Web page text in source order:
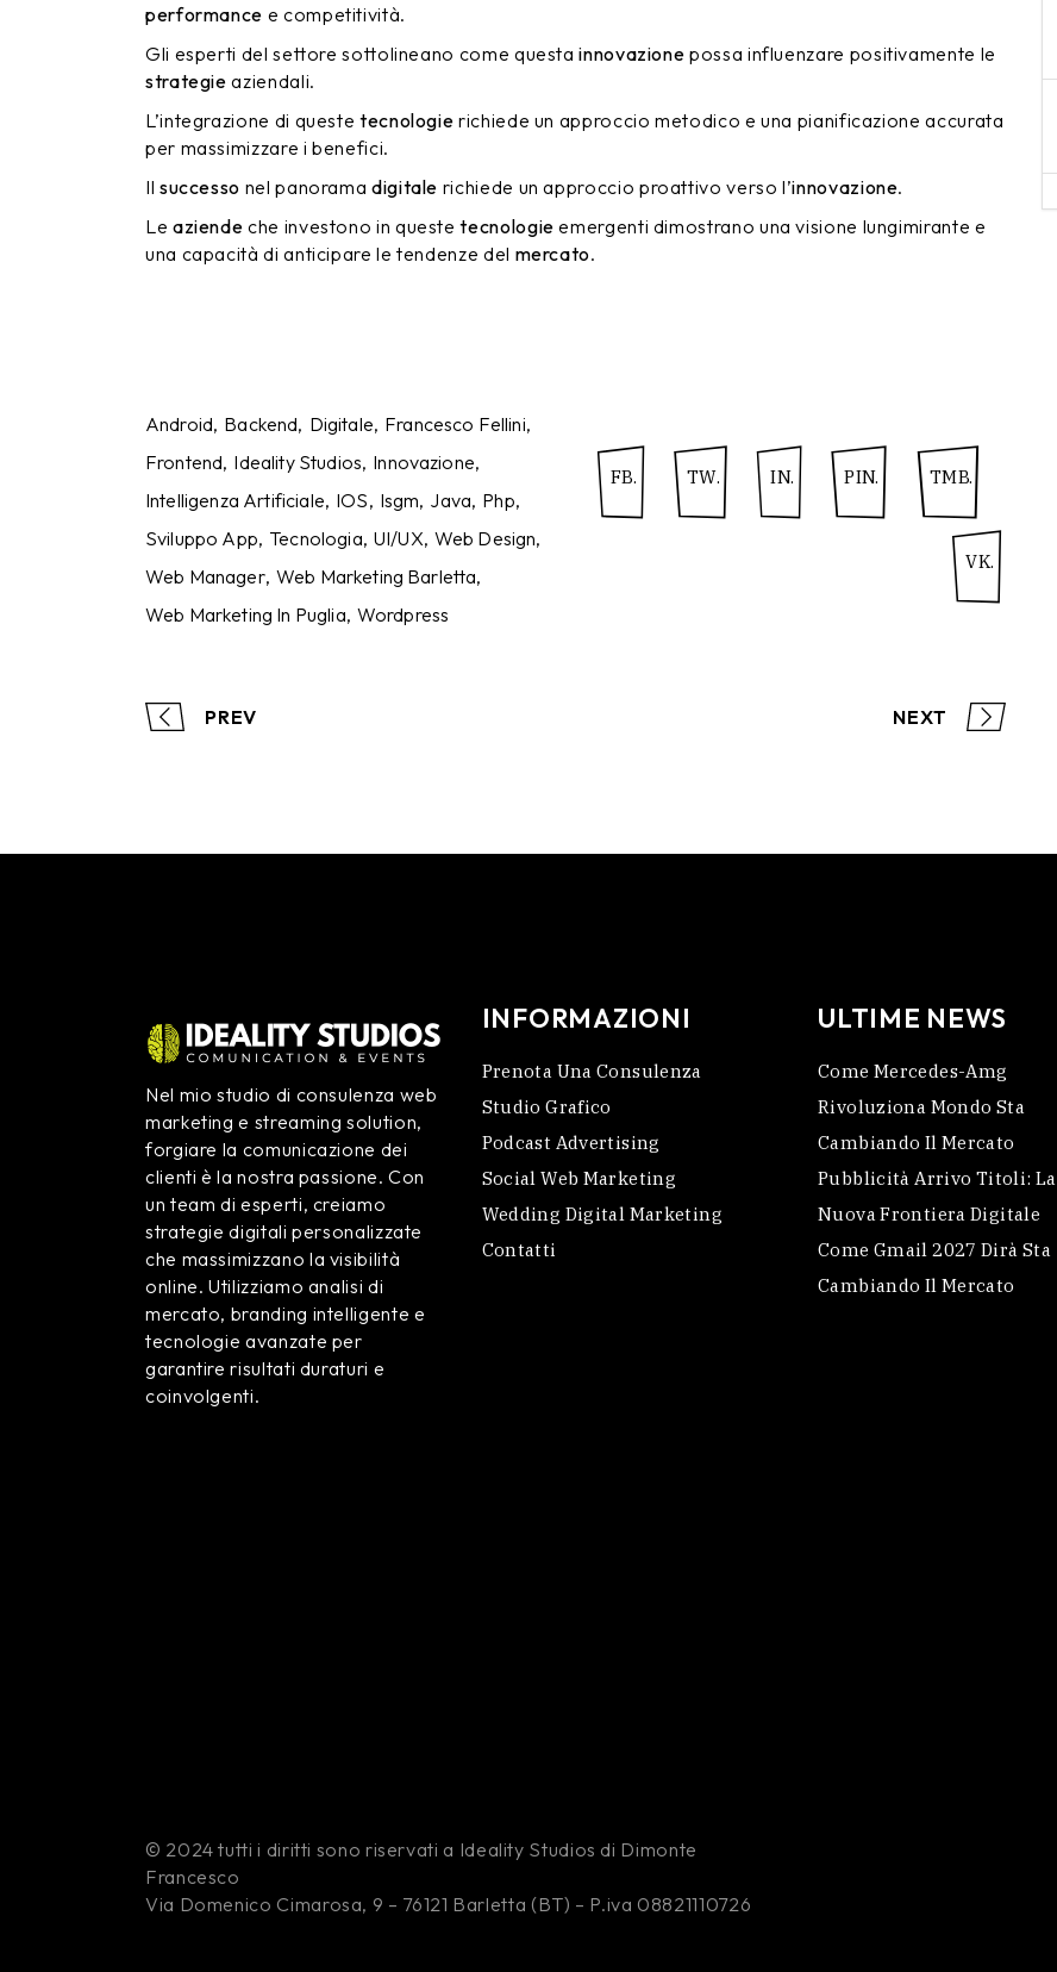
performance e competitività.
Gli esperti del settore sottolineano come questainnovazione possa influenzare positivamente le
strategie aziendali.
L’integrazione di queste tecnologie richiede un approccio metodico e una pianificazione accurata
per massimizzare i benefici.
Il successo nel panoramadigitale richiede un approccio proattivo verso l’innovazione.
Le aziende che investono in questetecnologie emergenti dimostrano una visione lungimirante e
una capacità di anticipare le tendenze del mercato.
Android Backend Digitale Francesco Fellini
Frontend Ideality Studios Innovazione
Intelligenza Artificiale IOS Isgm Java Php
Sviluppo App Tecnologia UI/UX Web Design
Web Manager Web Marketing Barletta
Web Marketing In Puglia Wordpress
FB. TW. IN. PIN. TMB.
VK.
PREV NEXT
Nel mio studio di consulenza web
marketing e streaming solution,
forgiare la comunicazione dei
clienti è la nostra passione. Con
un team di esperti, creiamo
strategie digitali personalizzate
che massimizzano la visibilità
online. Utilizziamo analisi di
mercato, branding intelligente e
tecnologie avanzate per
garantire risultati duraturi e
coinvolgenti.
INFORMAZIONI
Prenota Una Consulenza
Studio Grafico
Podcast Advertising
Social Web Marketing
Wedding Digital Marketing
Contatti
ULTIME NEWS
Come Mercedes-Amg
Rivoluziona Mondo Sta
Cambiando Il Mercato
Pubblicità Arrivo Titoli: La
Nuova Frontiera Digitale
Come Gmail 2027 Dirà Sta
Cambiando Il Mercato
© 2024 tutti i diritti sono riservati a Ideality Studios di Dimonte
Francesco
Via Domenico Cimarosa, 9 – 76121 Barletta (BT) – P.iva 08821110726